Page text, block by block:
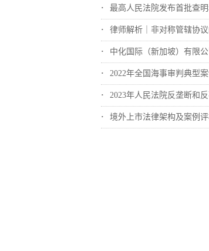
最高人民法院发布首批查明
律师解析｜非对称管辖协
中化国际（新加坡）有限公
2022年全国海事审判典型案
2023年人民法院反垄断和
境外上市法律架构及案例